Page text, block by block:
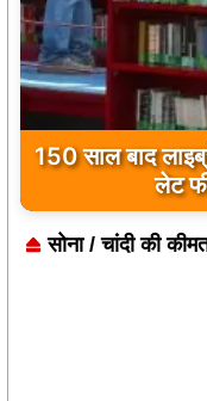
150 साल बाद
लेट
सोना / चांदी की